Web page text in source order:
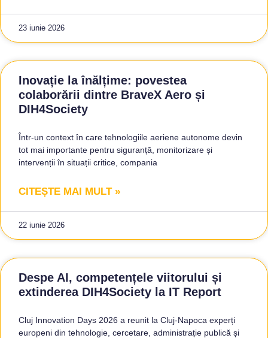
23 iunie 2026
Inovație la înălțime: povestea
colaborării dintre BraveX Aero și
DIH4Society
Într-un context în care tehnologiile aeriene autonome devin
tot mai importante pentru siguranță, monitorizare și
intervenții în situații critice, compania
CITEȘTE MAI MULT »
22 iunie 2026
Despe AI, competențele viitorului și
extinderea DIH4Society la IT Report
Cluj Innovation Days 2026 a reunit la Cluj-Napoca experți
europeni din tehnologie, cercetare, administrație publică și